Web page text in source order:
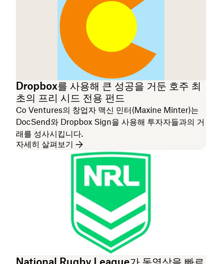
Dropbox를 사용해 큰 성공을 거둔 호주 최
초의 프리 시드 전용 펀드
Co Ventures의 창업자 맥신 민터(Maxine Minter)는
DocSend와 Dropbox Sign을 사용해 투자자들과의 거
래를 성사시킵니다.
자세히 살펴보기